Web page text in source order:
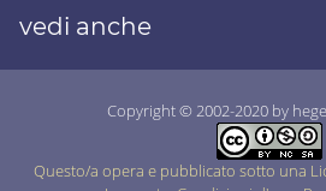
vedi anche
Copyright © 2002-2020 by
Questo/a opera e pubblicato sotto una